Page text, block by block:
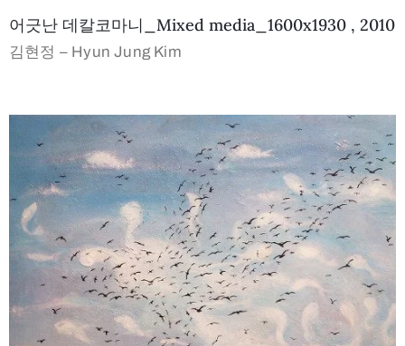
어긋난 데칼코마니_Mixed media_1600x1930 , 2010
김현정 – Hyun Jung Kim